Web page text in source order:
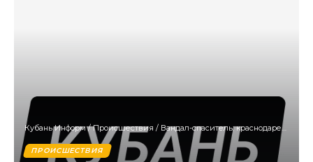
Кубань Информ/Происшествия / Вандал-спаситель: краснодарец напал на «скорую» и спас водителя от смерти
ПРОИСШЕСТВИЯ